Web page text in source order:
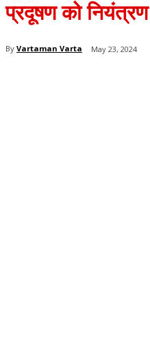
प्रदूषण को नियंत्रण
By Vartaman Varta May 23, 2024